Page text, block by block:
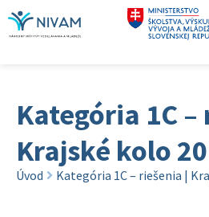
Kategória 1C –
Krajské kolo
Úvod Kategória 1C – riešenia |